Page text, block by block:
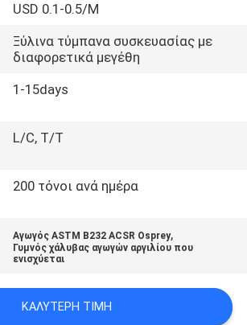
USD 0.1-0.5/M
Ξύλινα τύμπανα συσκευασίας με
διαφορετικά μεγέθη
1-15days
L/C, T/T
200 τόνοι ανά ημέρα
Αγωγός ASTM B232 ACSR Osprey,
Γυμνός χάλυβας αγωγών αργιλίου που
ενισχύεται
ΚΑΛΎΤΕΡΗ ΤΙΜΉ